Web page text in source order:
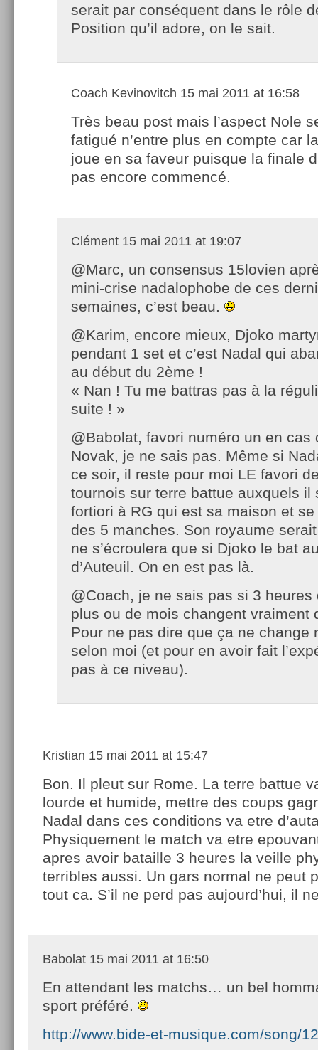
serait par conséquent dans le rôle
Position qu’il adore, on le sait.
Coach Kevinovitch 15 mai 2011 at 16:58
Très beau post mais l’aspect Nole
fatigué n’entre plus en compte car
joue en sa faveur puisque la finale
pas encore commencé.
Clément 15 mai 2011 at 19:07
@Marc, un consensus 15lovien
mini-crise nadalophobe de ces
semaines, c’est beau.
@Karim, encore mieux, Djoko
pendant 1 set et c’est Nadal qui
au début du 2ème !
« Nan ! Tu me battras pas à la
suite ! »
@Babolat, favori numéro un en cas
Novak, je ne sais pas. Même si
ce soir, il reste pour moi LE favori
tournois sur terre battue auxquels il
fortiori à RG qui est sa maison et
des 5 manches. Son royaume
ne s’écroulera que si Djoko le bat
d’Auteuil. On en est pas là.
@Coach, je ne sais pas si 3 heures
plus ou de mois changent
Pour ne pas dire que ça ne change
selon moi (et pour en avoir fait
pas à ce niveau).
Kristian 15 mai 2011 at 15:47
Bon. Il pleut sur Rome. La terre battue
lourde et humide, mettre des coups
Nadal dans ces conditions va etre
Physiquement le match va etre
apres avoir bataille 3 heures la veille
terribles aussi. Un gars normal ne peut
tout ca. S’il ne perd pas aujourd’hui, il
Babolat 15 mai 2011 at 16:50
En attendant les matchs… un bel
sport préféré.
http://www.bide-et-musique.com/song/